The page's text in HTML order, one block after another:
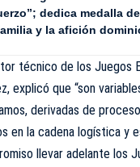
dedica medalla
y la afición
técnico de los Juegos
explicó que “son
derivadas de
en la cadena logística y
llevar adelante los